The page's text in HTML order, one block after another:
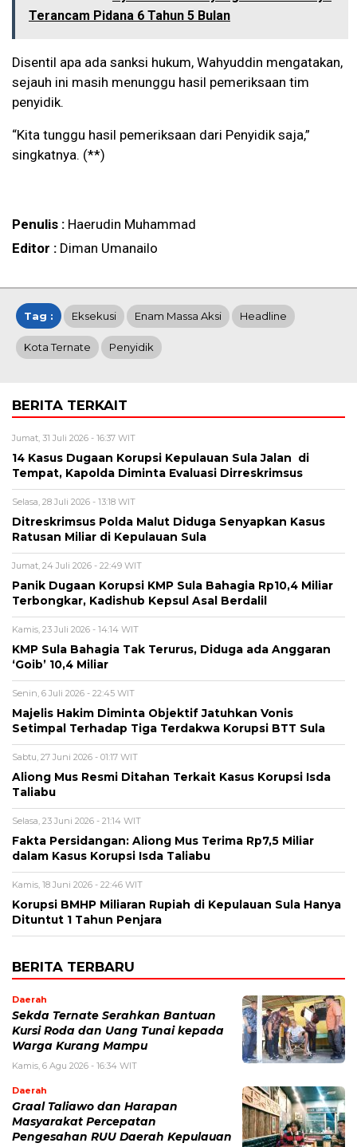
Terancam Pidana 6 Tahun 5 Bulan
Disentil apa ada sanksi hukum, Wahyuddin mengatakan,
sejauh ini masih menunggu hasil pemeriksaan tim
penyidik.
“Kita tunggu hasil pemeriksaan dari Penyidik saja,”
singkatnya. (**)
Penulis : Haerudin Muhammad
Editor : Diman Umanailo
Tag : Eksekusi Enam Massa Aksi Headline
Kota Ternate Penyidik
BERITA TERKAIT
Jumat, 31 Juli 2026 - 16:37 WIT
14 Kasus Dugaan Korupsi Kepulauan Sula Jalan di
Tempat, Kapolda Diminta Evaluasi Dirreskrimsus
Selasa, 28 Juli 2026 - 13:18 WIT
Ditreskrimsus Polda Malut Diduga Senyapkan Kasus
Ratusan Miliar di Kepulauan Sula
Jumat, 24 Juli 2026 - 22:49 WIT
Panik Dugaan Korupsi KMP Sula Bahagia Rp10,4 Miliar
Terbongkar, Kadishub Kepsul Asal Berdalil
Kamis, 23 Juli 2026 - 14:14 WIT
KMP Sula Bahagia Tak Terurus, Diduga ada Anggaran
‘Goib’ 10,4 Miliar
Senin, 6 Juli 2026 - 22:45 WIT
Majelis Hakim Diminta Objektif Jatuhkan Vonis
Setimpal Terhadap Tiga Terdakwa Korupsi BTT Sula
Sabtu, 27 Juni 2026 - 01:17 WIT
Aliong Mus Resmi Ditahan Terkait Kasus Korupsi Isda
Taliabu
Selasa, 23 Juni 2026 - 21:14 WIT
Fakta Persidangan: Aliong Mus Terima Rp7,5 Miliar
dalam Kasus Korupsi Isda Taliabu
Kamis, 18 Juni 2026 - 22:46 WIT
Korupsi BMHP Miliaran Rupiah di Kepulauan Sula Hanya
Dituntut 1 Tahun Penjara
BERITA TERBARU
Daerah
Sekda Ternate Serahkan Bantuan
Kursi Roda dan Uang Tunai kepada
Warga Kurang Mampu
Kamis, 6 Agu 2026 - 16:34 WIT
Daerah
Graal Taliawo dan Harapan
Masyarakat Percepatan
Pengesahan RUU Daerah Kepulauan